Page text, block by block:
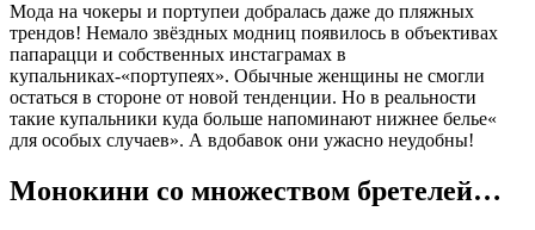
Мода на чокеры и портупеи добралась даже до пляжных
трендов! Немало звёздных модниц появилось в объективах
папарацци и собственных инстаграмах в
купальниках-«портупеях». Обычные женщины не смогли
остаться в стороне от новой тенденции. Но в реальности
такие купальники куда больше напоминают нижнее белье«
для особых случаев». А вдобавок они ужасно неудобны!
Монокини со множеством бретелей…